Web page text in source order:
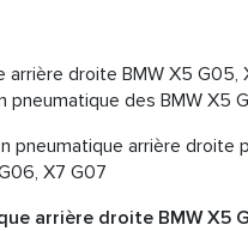
droite BMW X5
pneumatique des BMW X5
pneumatique arrière droite
X7 G07
arrière droite BMW X5